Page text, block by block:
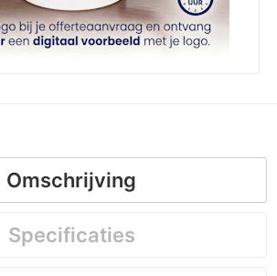
Omschrijving
Specificaties